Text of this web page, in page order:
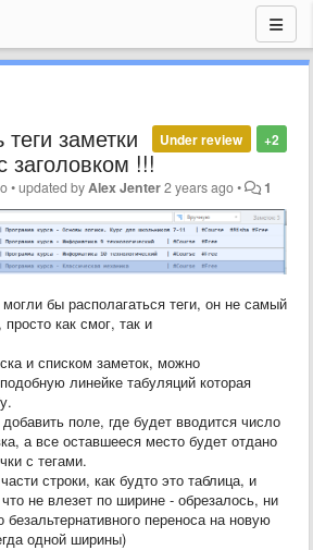
+2
Under review
теги заметки
заголовком !!!
•updated by Alex Jenter2 years ago• 1
бы располагаться теги, он не самый
как смог, так и
и списком заметок, можно
линейке табуляций которая
поле, где будет вводится число
а все оставшееся место будет отдано
с тегами.
строки, как будто это таблица, и
не влезет по ширине - обрезалось, ни
переноса на новую
одной ширины)